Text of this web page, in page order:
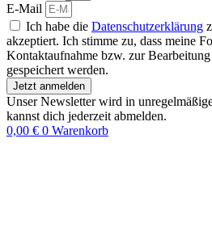
E-Mail
Ich habe die Datenschutzerklärung
akzeptiert. Ich stimme zu, dass meine
Kontaktaufnahme bzw. zur
gespeichert werden.
Jetzt anmelden
Unser Newsletter wird in
kannst dich jederzeit abmelden.
0,00 € 0 Warenkorb